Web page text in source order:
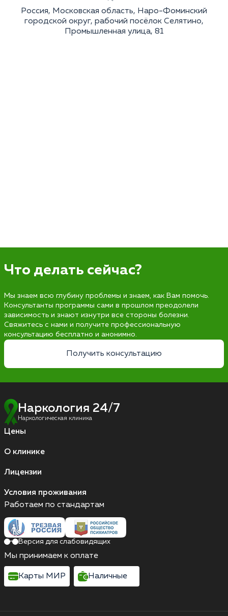
Россия, Московская область, Наро-Фоминский
городской округ, рабочий посёлок Селятино,
Промышленная улица, 81
Что делать сейчас?
Мы знаем всю глубину проблемы и знаем, как Вам помочь.
Консультанты программы сами в прошлом преодолели
зависимость и знают изнутри все стороны болезни.
Свяжитесь с нами и получите профессиональную
консультацию бесплатно и анонимно.
Получить консультацию
Наркология 24/7
Наркологическая клиника
Цены
О клинике
Лицензии
Условия проживания
Работаем по стандартам
Версия для слабовидящих
Мы принимаем к оплате
Карты МИР Наличные